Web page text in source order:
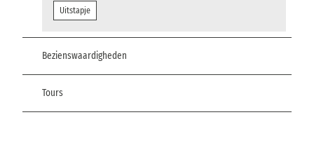
Uitstapje
Bezienswaardigheden
Tours